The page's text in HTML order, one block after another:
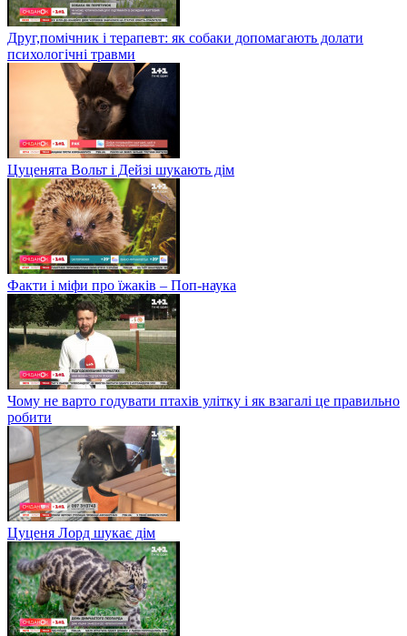
Друг,помічник і терапевт: як собаки допомагають долати
психологічні травми
Цуценята Вольт і Дейзі шукають дім
Факти і міфи про їжаків – Поп-наука
Чому не варто годувати птахів улітку і як взагалі це правильно
робити
Цуценя Лорд шукає дім